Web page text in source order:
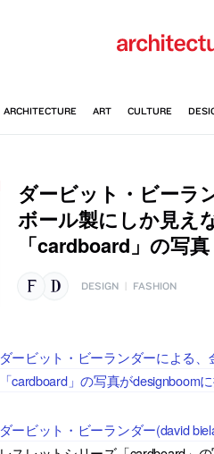
ダービット・ビーラ
ボール製にしか見え
「cardboard」の写真
DESIGN FASHION
ダービット・ビーランダーによる
「cardboard」の写真がdesignboom
ダービット・ビーランダー(david